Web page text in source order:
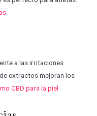
a las irritaciones.
extractos mejoran los
CBD para la piel